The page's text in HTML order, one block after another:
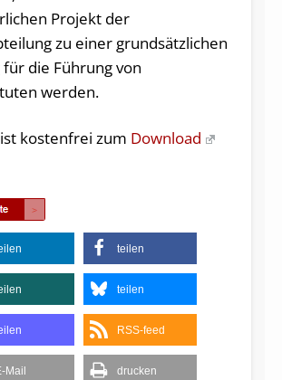
Projekt der
zu einer grundsätzlichen
die Führung von
werden.
kostenfrei zum Download
teilen
teilen
RSS-feed
Mail drucken